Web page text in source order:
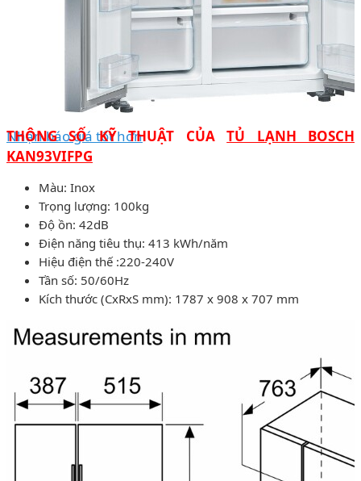
Nhận báo giá tốt hơn
THÔNG SỐ KỸ THUẬT CỦATỦ LẠNH BOSCH
KAN93VIFPG
Màu: Inox
Trọng lượng: 100kg
Độ ồn: 42dB
Điện năng tiêu thụ: 413 kWh/năm
Hiệu điện thế :220-240V
Tần số: 50/60Hz
Kích thước (CxRxS mm): 1787 x 908 x 707 mm